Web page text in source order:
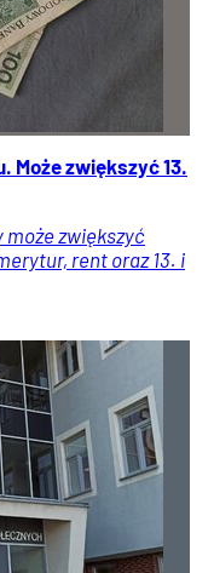
Może zwiększyć 13.
może zwiększyć
rent oraz 13. i